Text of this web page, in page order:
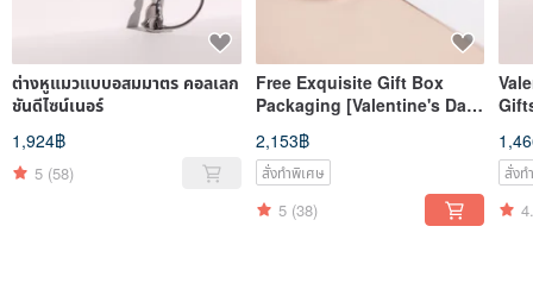
ต่างหูแมวแบบอสมมาตร คอลเลก
ชันดีไซน์เนอร์
1,924฿
5 (58)
Free Exquisite Gift Box
Packaging [Valentine's Day
Custom Gift] Multi-faceted.
Pure Silver Ring Couple
Matching Rings
2,153฿
สั่งทำพิเศษ
5 (38)
สั่งท